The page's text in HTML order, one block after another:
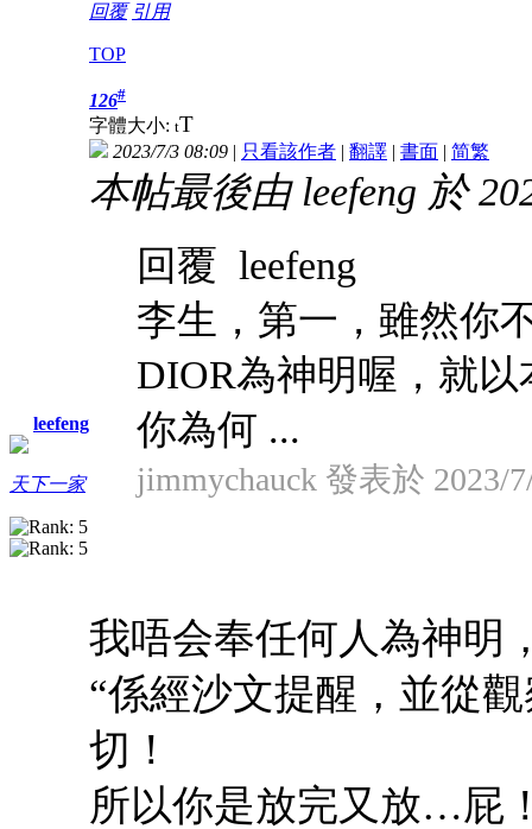
回覆 引用
TOP
leefeng
天下一家
126#
字體大小: tT
2023/7/3 08:09 | 只看該作者 | 翻譯 | 書面 | 简繁
本帖最後由 leefeng 於
回覆 leefeng
李生，第一，雖然你
DIOR為神明喔，就以
你為何 ...
jimmychauck 發表於 2023/
我唔会奉任何人為神明
“係經沙文提醒，並從
切！
所以你是放完又放…屁